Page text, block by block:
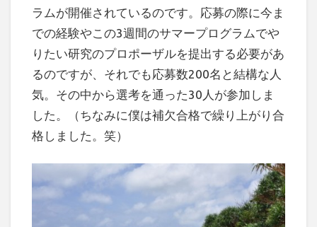
ラムが開催されているのです。応募の際に今ま
での経験やこの3週間のサマープログラムでや
りたい研究のプロポーザルを提出する必要があ
るのですが、それでも応募数200名と結構な人
気。その中から選考を通った30人が参加しま
した。（ちなみに僕は補欠合格で繰り上がり合
格しました。笑）